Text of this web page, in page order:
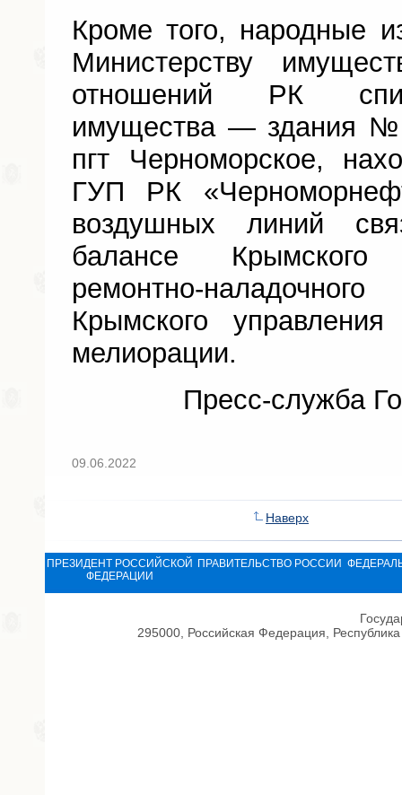
Кроме того, народные
Министерству
отношений РК
имущества — здания №
пгт Черноморское,
ГУП РК
воздушных линий
балансе Крымского
ремонтно-
Крымского
мелиорации.
Пресс-служба
09.06.2022
Наверх
ПРЕЗИДЕНТ РОССИЙСКОЙ
ФЕДЕРАЦИИ
ПРАВИТЕЛЬСТВО РОССИИ
295000, Российская Федерация,